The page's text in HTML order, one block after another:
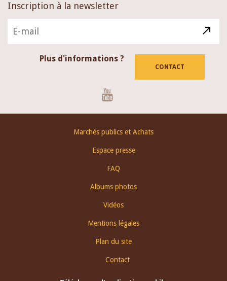
Inscription à la newsletter
Plus d'informations ?
CONTACT
Marchés publics et Achats
Espace presse
FAQ
Albums photos
Vidéos
Mentions légales
Plan du site
Contact